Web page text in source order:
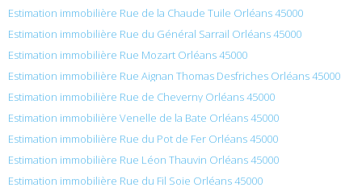
Estimation immobilière Rue de la Chaude Tuile Orléans 45000
Estimation immobilière Rue du Général Sarrail Orléans 45000
Estimation immobilière Rue Mozart Orléans 45000
Estimation immobilière Rue Aignan Thomas Desfriches Orléans 45000
Estimation immobilière Rue de Cheverny Orléans 45000
Estimation immobilière Venelle de la Bate Orléans 45000
Estimation immobilière Rue du Pot de Fer Orléans 45000
Estimation immobilière Rue Léon Thauvin Orléans 45000
Estimation immobilière Rue du Fil Soie Orléans 45000